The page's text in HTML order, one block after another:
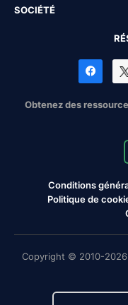
SOCIÉTÉ
Obtenez des
Conditions
Politique de
Copyright © 2010-2026